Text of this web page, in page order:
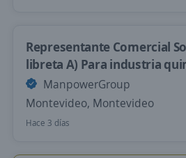
Representante Comercial
libreta A) Para industria
ManpowerGroup
Montevideo, Montevideo
Hace 3 días